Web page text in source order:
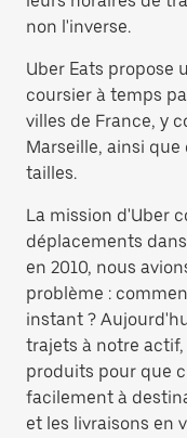
non l'inverse.
Uber Eats propose
coursier à temps
villes de France, y
Marseille, ainsi
tailles.
La mission d'Uber
déplacements
en 2010, nous
problème :
instant ?
trajets à notre
produits pour que
facilement à
et les livraisons en